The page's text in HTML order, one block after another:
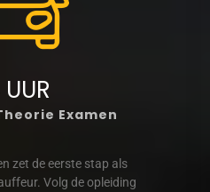
Examen
zet de eerste stap als
Volg de opleiding